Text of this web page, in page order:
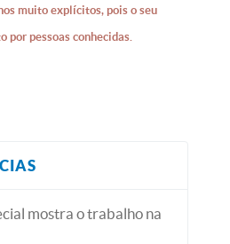
muito explícitos, pois o seu
por pessoas conhecidas.
mostra o trabalho na